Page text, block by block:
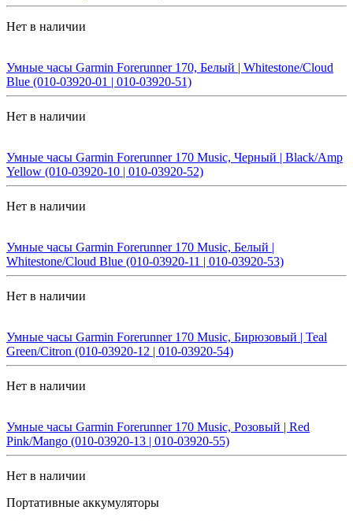
Нет в наличии
Умные часы Garmin Forerunner 170, Белый | Whitestone/Cloud
Blue (010-03920-01 | 010-03920-51)
Нет в наличии
Умные часы Garmin Forerunner 170 Music, Черный | Black/Amp
Yellow (010-03920-10 | 010-03920-52)
Нет в наличии
Умные часы Garmin Forerunner 170 Music, Белый |
Whitestone/Cloud Blue (010-03920-11 | 010-03920-53)
Нет в наличии
Умные часы Garmin Forerunner 170 Music, Бирюзовый | Teal
Green/Citron (010-03920-12 | 010-03920-54)
Нет в наличии
Умные часы Garmin Forerunner 170 Music, Розовый | Red
Pink/Mango (010-03920-13 | 010-03920-55)
Нет в наличии
Портативные аккумуляторы